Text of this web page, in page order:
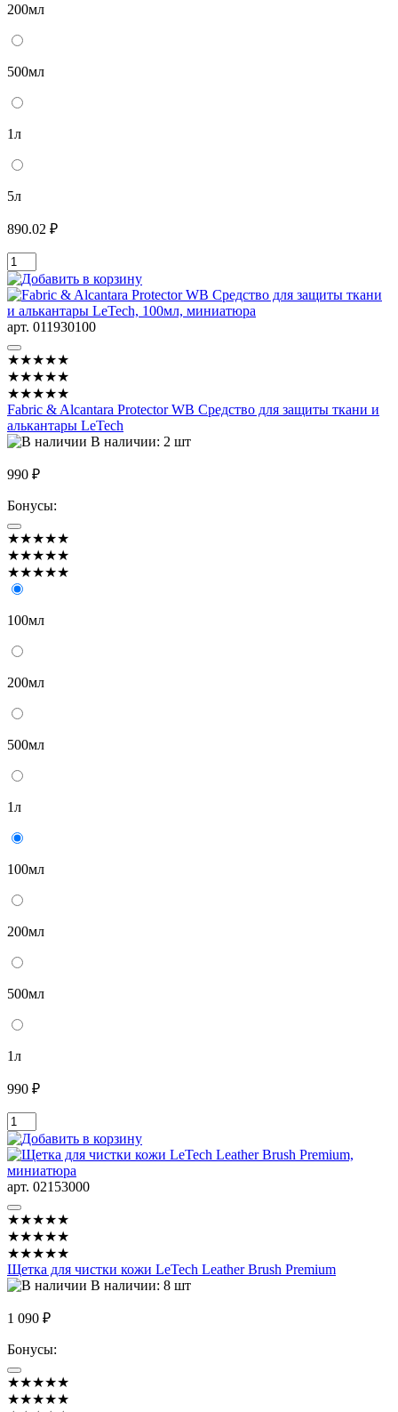
200мл
500мл
1л
5л
890.02 ₽
арт. 011930100
★★★★★
★★★★★
★★★★★
Fabric & Alcantara Protector WB Средство для защиты ткани и
алькантары LeTech
В наличии: 2 шт
990 ₽
Бонусы:
★★★★★
★★★★★
★★★★★
100мл
200мл
500мл
1л
100мл
200мл
500мл
1л
990 ₽
арт. 02153000
★★★★★
★★★★★
★★★★★
Щетка для чистки кожи LeTech Leather Brush Premium
В наличии: 8 шт
1 090 ₽
Бонусы:
★★★★★
★★★★★